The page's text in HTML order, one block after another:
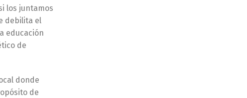
los juntamos
debilita el
educación
de
donde
de